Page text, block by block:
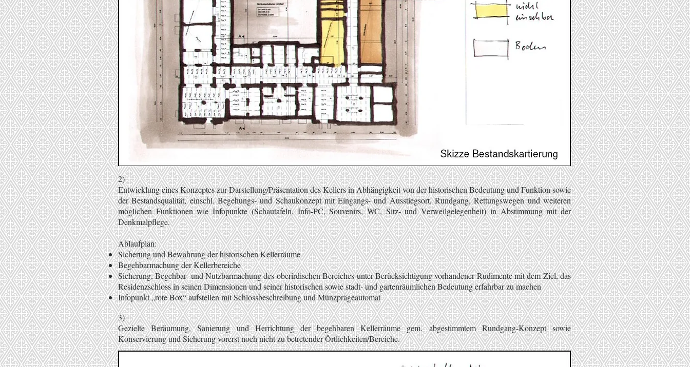
2)
Entwicklung eines Konzeptes zur Darstellung/Präsentation des Kellers in Abhängigkeit von der historischen Bedeutung und Funktion sowie
der Bestandsqualität, einschl. Begehungs- und Schaukonzept mit Eingangs- und Ausstiegsort, Rundgang, Rettungswegen und weiteren
möglichen Funktionen wie Infopunkte (Schautafeln, Info-PC, Souvenirs, WC, Sitz- und Verweilgelegenheit) in Abstimmung mit der
Denkmalpflege.
Ablaufplan:
Sicherung und Bewahrung der historischen Kellerräume
Begehbarmachung der Kellerbereiche
Sicherung, Begehbar- und Nutzbarmachung des oberirdischen Bereiches unter Berücksichtigung vorhandener Rudimente mit dem Ziel, das
Residenzschloss in seinen Dimensionen und seiner historischen sowie stadt- und gartenräumlichen Bedeutung erfahrbar zu machen
Infopunkt „rote Box“ aufstellen mit Schlossbeschreibung und Münzprägeautomat
3)
Gezielte Beräumung, Sanierung und Herrichtung der begehbaren Kellerräume gem. abgestimmtem Rundgang-Konzept sowie
Konservierung und Sicherung vorerst noch nicht zu betretender Örtlichkeiten/Bereiche.